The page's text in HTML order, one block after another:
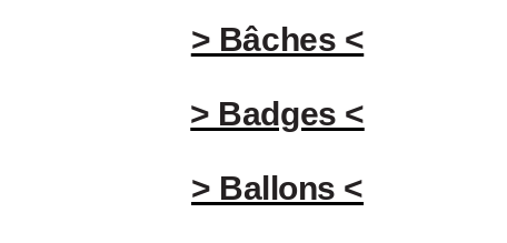
> Bâches <
> Badges <
> Ballons <